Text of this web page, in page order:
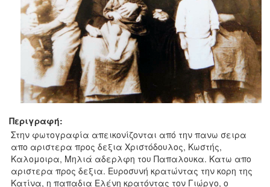
Περιγραφή:
Στην φωτογραφία απεικονίζονται από την πανω σειρα
απο αριστερα προς δεξια Χριστόδουλος, Κωστής,
Καλομοιρα, Μηλιά αδερλφη του Παπαλουκα. Κατω απο
αριστερα προς δεξια. Ευροσυνή κρατώντας την κορη της
Κατίνα, η παπαδια Ελένη κρατόντας τον Γιώργο, ο